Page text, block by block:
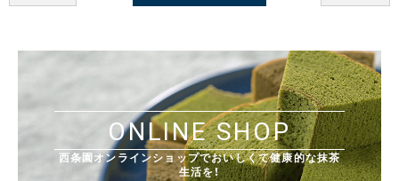
ONLINE SHOP
西条園オンラインショップでおいしくて健康的な抹茶
生活を！